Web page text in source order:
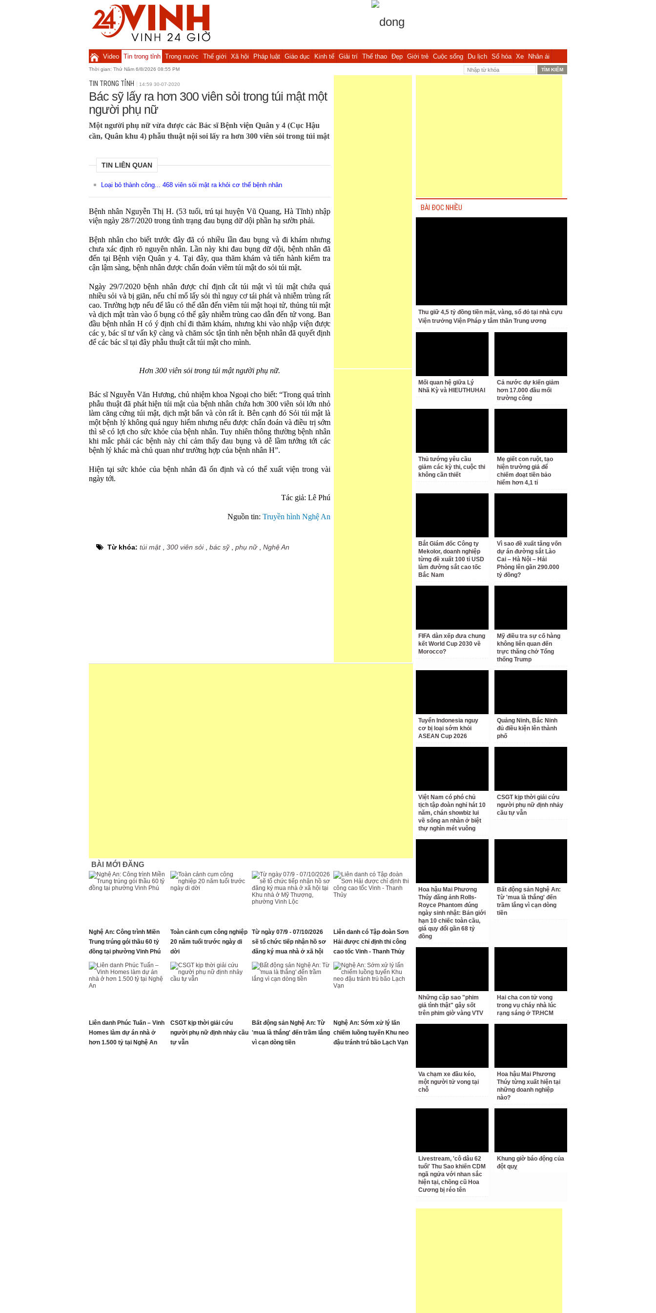
Video Tin trong tỉnh Trong nước Thế giới Xã hội Pháp luật Giáo dục Kinh tế Giải trí Thể thao Đẹp Giới trẻ Cuộc sống Du lịch Số hóa Xe Nhân ái
Thời gian: Thứ Năm 6/8/2026 08:55 PM
TIN TRONG TỈNH 14:59 30-07-2020
Bác sỹ lấy ra hơn 300 viên sỏi trong túi mật một
người phụ nữ
Một người phụ nữ vừa được các Bác sĩ Bệnh viện Quân y 4 (Cục Hậu
cần, Quân khu 4) phẫu thuật nội soi lấy ra hơn 300 viên sỏi trong túi mật
TIN LIÊN QUAN
Loại bỏ thành công... 468 viên sỏi mật ra khỏi cơ thể bệnh nhân
Bệnh nhân Nguyễn Thị H. (53 tuổi, trú tại huyện Vũ Quang, Hà Tĩnh) nhập
viện ngày 28/7/2020 trong tình trạng đau bụng dữ dội phần hạ sườn phải.
Bệnh nhân cho biết trước đây đã có nhiều lần đau bụng và đi khám nhưng
chưa xác định rõ nguyên nhân. Lần này khi đau bụng dữ dội, bệnh nhân đã
đến tại Bệnh viện Quân y 4. Tại đây, qua thăm khám và tiến hành kiểm tra
cận lậm sàng, bệnh nhân được chẩn đoán viêm túi mật do sỏi túi mật.
Ngày 29/7/2020 bệnh nhân được chỉ định cắt túi mật vì túi mật chứa quá
nhiều sỏi và bị giãn, nếu chỉ mổ lấy sỏi thì nguy cơ tái phát và nhiễm trùng rất
cao. Trường hợp nếu để lâu có thể dẫn đến viêm túi mật hoại tử, thủng túi mật
và dịch mật tràn vào ổ bụng có thể gây nhiễm trùng cao dẫn đến tử vong. Ban
đầu bệnh nhân H có ý định chỉ đi thăm khám, nhưng khi vào nhập viện được
các y, bác sĩ tư vấn kỹ càng và chăm sóc tận tình nên bệnh nhân đã quyết định
để các bác sĩ tại đây phẫu thuật cắt túi mật cho mình.
Hơn 300 viên sỏi trong túi mật người phụ nữ.
Bác sĩ Nguyễn Văn Hương, chủ nhiệm khoa Ngoại cho biết: “Trong quá trình
phẫu thuật đã phát hiện túi mật của bệnh nhân chứa hơn 300 viên sỏi lớn nhỏ
làm căng cứng túi mật, dịch mật bẩn và còn rất ít. Bên cạnh đó Sỏi túi mật là
một bệnh lý không quá nguy hiểm nhưng nếu được chẩn đoán và điều trị sớm
thì sẽ có lợi cho sức khỏe của bệnh nhân. Tuy nhiên thông thường bệnh nhân
khi mắc phải các bệnh này chỉ cảm thấy đau bụng và dễ lầm tưởng tới các
bệnh lý khác mà chủ quan như trường hợp của bệnh nhân H”.
Hiện tại sức khỏe của bệnh nhân đã ổn định và có thể xuất viện trong vài
ngày tới.
Tác giả: Lê Phú
Nguồn tin: Truyền hình Nghệ An
Từ khóa: túi mật, 300 viên sỏi, bác sỹ, phụ nữ, Nghệ An
BÀI MỚI ĐĂNG
Nghệ An: Công trình Miền
Trung trúng gói thầu 60 tỷ
đồng tại phường Vinh Phú
Toàn cảnh cụm công nghiệp
20 năm tuổi trước ngày di
dời
Từ ngày 07/9 - 07/10/2026
sẽ tổ chức tiếp nhận hồ sơ
đăng ký mua nhà ở xã hội
tại Khu nhà ở Mỹ Thượng,
phường Vinh Lộc
Liên danh có Tập đoàn Sơn
Hải được chỉ định thi công
cao tốc Vinh - Thanh Thủy
Liên danh Phúc Tuấn – Vinh
Homes làm dự án nhà ở
hơn 1.500 tỷ tại Nghệ An
CSGT kịp thời giải cứu
người phụ nữ định nhảy cầu
tự vẫn
Bất động sản Nghệ An: Từ
'mua là thắng' đến trầm lắng
vì cạn dòng tiền
Nghệ An: Sớm xử lý lấn
chiếm luồng tuyến Khu neo
đậu tránh trú bão Lạch Vạn
BÀI ĐỌC NHIỀU
Thu giữ 4,5 tỷ đồng tiền mặt, vàng, sổ đỏ tại nhà cựu
Viện trưởng Viện Pháp y tâm thần Trung ương
Mối quan hệ giữa Lý
Nhã Kỳ và HIEUTHUHAI
Cả nước dự kiến giảm
hơn 17.000 đầu mối
trường công
Thủ tướng yêu cầu
giảm các kỳ thi, cuộc thi
không cần thiết
Mẹ giết con ruột, tạo
hiện trường giả để
chiếm đoạt tiền bảo
hiểm hơn 4,1 tỉ
Bắt Giám đốc Công ty
Mekolor, doanh nghiệp
từng đề xuất 100 tỉ USD
làm đường sắt cao tốc
Bắc Nam
Vì sao đề xuất tăng vốn
dự án đường sắt Lào
Cai – Hà Nội – Hải
Phòng lên gần 290.000
tỷ đồng?
FIFA dàn xếp đưa chung
kết World Cup 2030 về
Morocco?
Mỹ điều tra sự cố hàng
không liên quan đến
trực thăng chở Tổng
thống Trump
Tuyển Indonesia nguy
cơ bị loại sớm khỏi
ASEAN Cup 2026
Quảng Ninh, Bắc Ninh
đủ điều kiện lên thành
phố
Việt Nam có phó chủ
tịch tập đoàn nghỉ hát 10
năm, chán showbiz lui
về sống an nhàn ở biệt
thự nghìn mét vuông
CSGT kịp thời giải cứu
người phụ nữ định nhảy
cầu tự vẫn
Hoa hậu Mai Phương
Thúy đăng ảnh Rolls-
Royce Phantom đúng
ngày sinh nhật: Bản giới
hạn 10 chiếc toàn cầu,
giá quy đổi gần 68 tỷ
đồng
Bất động sản Nghệ An:
Từ 'mua là thắng' đến
trầm lắng vì cạn dòng
tiền
Những cặp sao "phim
giả tình thật" gây sốt
trên phim giờ vàng VTV
Hai cha con tử vong
trong vụ cháy nhà lúc
rạng sáng ở TP.HCM
Va chạm xe đầu kéo,
một người tử vong tại
chỗ
Hoa hậu Mai Phương
Thúy từng xuất hiện tại
những doanh nghiệp
nào?
Livestream, 'cô dâu 62
tuổi' Thu Sao khiến CDM
ngã ngửa với nhan sắc
hiện tại, chồng cũ Hoa
Cương bị réo tên
Khung giờ báo động của
đột quỵ